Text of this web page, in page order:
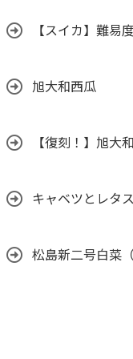
【スイカ】難易
旭大和西瓜
【復刻！】旭大
キャベツとレタ
松島新二号白菜